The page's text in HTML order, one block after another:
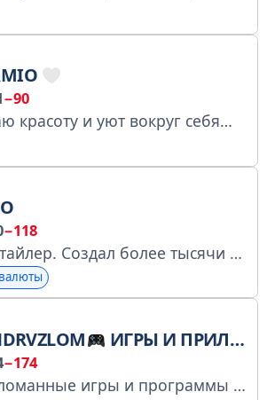
−90
Создаю красоту и уют вокруг себя
−118
Автостайлер. Создал более тысячи авто проектов. • Instagram.com/scaro1 • youtube.com/@stepan_scaro • VK.com/scaropaintjob
ИГРЫ И ПРИЛОЖЕНИЯ
−174
игры и программы для вашего Android: